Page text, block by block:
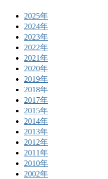
2025年
2024年
2023年
2022年
2021年
2020年
2019年
2018年
2017年
2015年
2014年
2013年
2012年
2011年
2010年
2002年